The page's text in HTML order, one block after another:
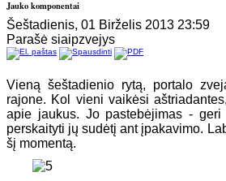
Jauko komponentai
Šeštadienis, 01 Birželis 2013 23:59
Parašė siaipzvejys
Vieną šeštadienio rytą, portalo
rajone. Kol vieni vaikėsi
apie jaukus. Jo pastebėjimas -
perskaityti jų sudėtį ant įpakavimo.
šį momentą.